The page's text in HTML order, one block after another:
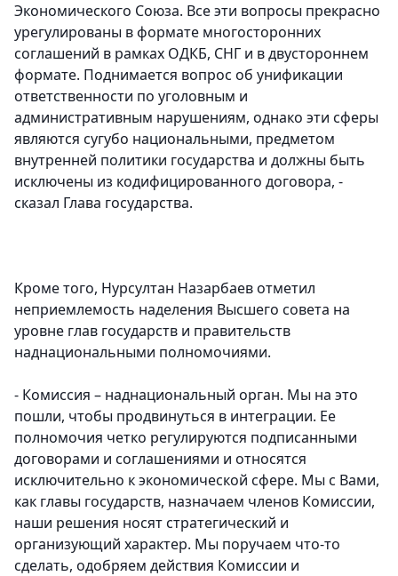
Экономического Союза. Все эти вопросы прекрасно
урегулированы в формате многосторонних
соглашений в рамках ОДКБ, СНГ и в двустороннем
формате. Поднимается вопрос об унификации
ответственности по уголовным и
административным нарушениям, однако эти сферы
являются сугубо национальными, предметом
внутренней политики государства и должны быть
исключены из кодифицированного договора, -
сказал Глава государства.
Кроме того, Нурсултан Назарбаев отметил
неприемлемость наделения Высшего совета на
уровне глав государств и правительств
наднациональными полномочиями.
- Комиссия – наднациональный орган. Мы на это
пошли, чтобы продвинуться в интеграции. Ее
полномочия четко регулируются подписанными
договорами и соглашениями и относятся
исключительно к экономической сфере. Мы с Вами,
как главы государств, назначаем членов Комиссии,
наши решения носят стратегический и
организующий характер. Мы поручаем что-то
сделать, одобряем действия Комиссии и